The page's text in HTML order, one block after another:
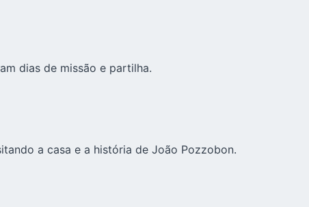
dias de missão e partilha.
a casa e a história de João Pozzobon.